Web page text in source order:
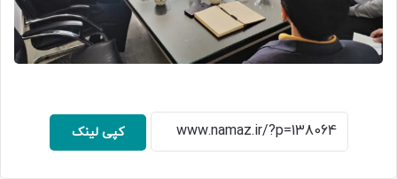
کپی لینک